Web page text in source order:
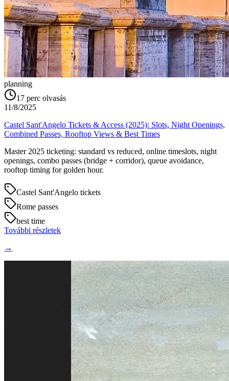
planning
17 perc olvasás
11/8/2025
Castel Sant'Angelo Tickets & Access (2025): Slots, Night Openings,
Combined Passes, Rooftop Views & Best Times
Master 2025 ticketing: standard vs reduced, online timeslots, night
openings, combo passes (bridge + corridor), queue avoidance,
rooftop timing for golden hour.
Castel Sant'Angelo tickets
Rome passes
best time
További részletek
→